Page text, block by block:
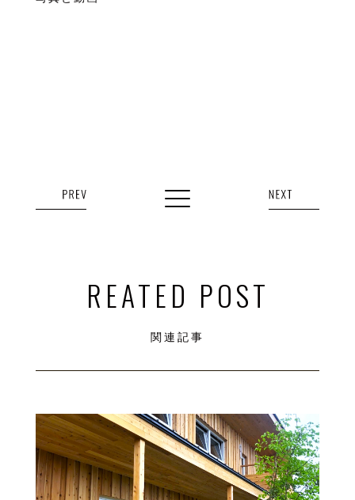
REATED POST
関連記事